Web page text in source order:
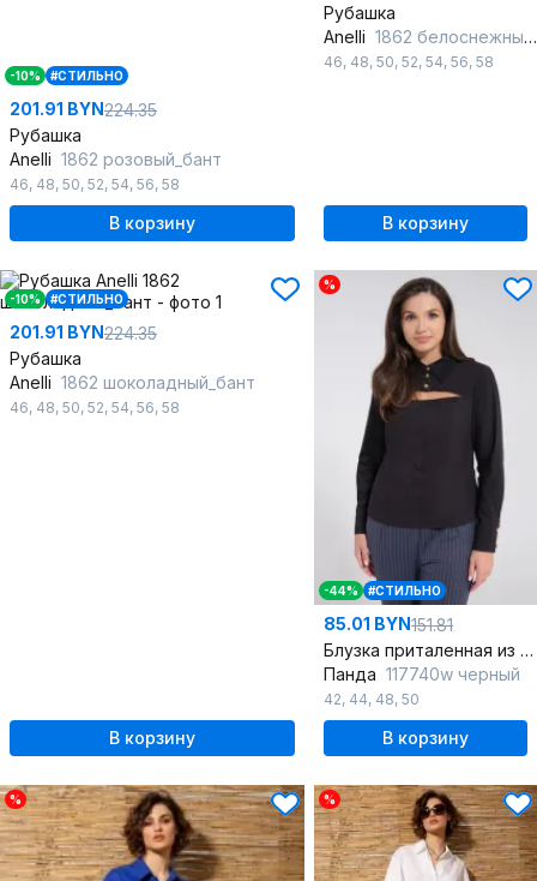
-10% #СТИЛЬНО
201.91 BYN224.35
Рубашка
Anelli 1862 розовый_бант
46, 48, 50, 52, 54, 56, 58
В корзину
Рубашка
Anelli 1862 белоснежный_бант
46, 48, 50, 52, 54, 56, 58
В корзину
-10% #СТИЛЬНО
201.91 BYN224.35
Рубашка
Anelli 1862 шоколадный_бант
46, 48, 50, 52, 54, 56, 58
В корзину
%
-44% #СТИЛЬНО
85.01 BYN151.81
Блузка приталенная из хлопка с оригинальным воротником
Панда 117740w черный
42, 44, 48, 50
В корзину
% %